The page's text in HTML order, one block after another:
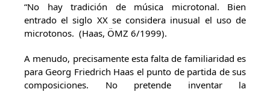
“No hay tradición de música microtonal. Bien
entrado el siglo XX se considera inusual el uso de
microtonos. (Haas, ÖMZ 6/1999).
A menudo, precisamente esta falta de familiaridad es
para Georg Friedrich Haas el punto de partida de sus
composiciones. No pretende inventar la